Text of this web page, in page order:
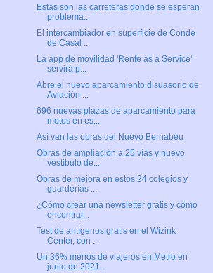
Estas son las carreteras donde se esperan
problema...
El intercambiador en superficie de Conde
de Casal ...
La app de movilidad 'Renfe as a Service'
servirá p...
Abre el nuevo aparcamiento disuasorio de
Aviación ...
696 nuevas plazas de aparcamiento para
motos en es...
Así van las obras del Nuevo Bernabéu
Obras de ampliación a 25 vías y nuevo
vestíbulo de...
Obras de mejora en estos 24 colegios y
guarderías ...
¿Cómo crear una newsletter gratis y cómo
encontrar...
Test de antígenos gratis en el Wizink
Center, con ...
Un 36% menos de viajeros en Metro en
junio de 2021...